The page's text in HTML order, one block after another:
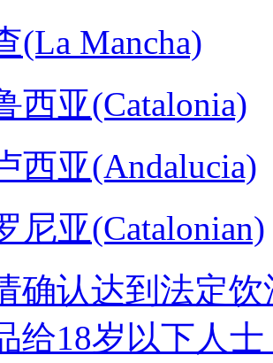
(La Mancha)
西亚(Catalonia)
西亚(Andalucia)
尼亚(Catalonian)
确认达到法定
给18岁以下人士